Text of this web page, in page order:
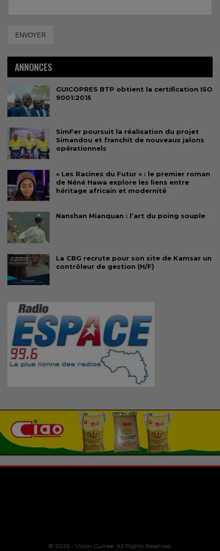
ENVOYER
ANNONCES
GUICOPRES BTP obtient la certification ISO
9001:2015
SimFer poursuit la réalisation du projet
Simandou et franchit de nouveaux jalons
opérationnels
« Les Racines du Futur » : le premier roman
de Néné Hawa explore les liens entre
héritage africain et modernité
Nanshan Mianquan : l’art du poing souple
La CBG recrute pour son site de Kamsar un
contrôleur de gestion (H/F)
© 2026 - Vision Guinee. All Rights Reserved.